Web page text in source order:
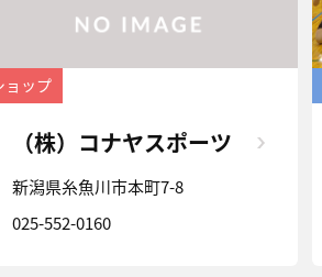
ョップ
（株）コナヤスポーツ
新潟県糸魚川市本町7-8
025-552-0160